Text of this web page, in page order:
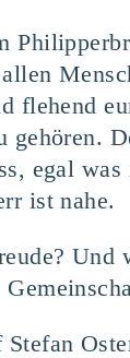
flehend
gehören.
egal
ist nahe.
Und